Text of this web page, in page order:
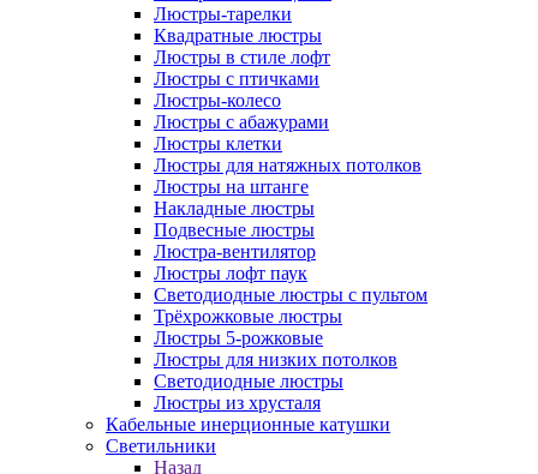
Люстры-тарелки
Квадратные люстры
Люстры в стиле лофт
Люстры с птичками
Люстры-колесо
Люстры с абажурами
Люстры клетки
Люстры для натяжных потолков
Люстры на штанге
Накладные люстры
Подвесные люстры
Люстра-вентилятор
Люстры лофт паук
Светодиодные люстры с пультом
Трёхрожковые люстры
Люстры 5-рожковые
Люстры для низких потолков
Cветодиодные люстры
Люстры из хрусталя
Кабельные инерционные катушки
Светильники
Назад